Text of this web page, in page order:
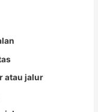
atau jalur